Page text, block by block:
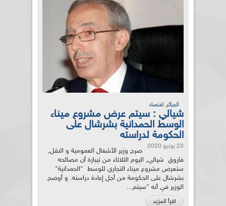
الجزائر, اقتصاد
شيالي : سيتم عرض مشروع ميناء
الوسط الحمدانية بشرشال على
الحكومة لدراسته
23 يونيو 2020
صرح وزير الأشغال العمومية و النقل,
فاروق شيالي, اليوم الثلاثاء من تيبازة أن مصالحه
ستعرض مشروع ميناء التجاري للوسط "الحمدانية"
بشرشال على الحكومة من أجل إعادة دراسته. و أوضح
الوزير في أنه "سيتم...
اقرأ المزيد